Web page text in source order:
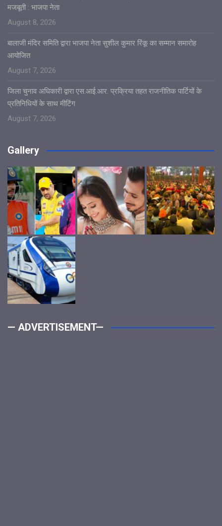
मजबूती : भाजपा नेता
August 8, 2026
बालाजी मंदिर समिति द्वारा भाजपा नेता सुशील कुमार रिंकू का सम्मान समारोह
आयोजित
August 7, 2026
जिला चुनाव अधिकारी द्वारा एस.आई.आर. प्रक्रिया तहत राजनीतिक पार्टियों के
प्रतिनिधियों के साथ मीटिंग
August 7, 2026
Gallery
— ADVERTISEMENT—